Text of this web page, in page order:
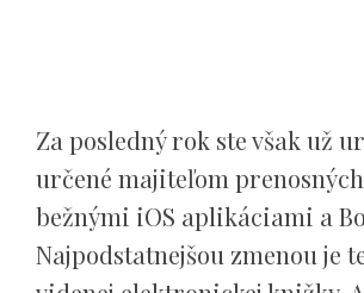
Za posledný rok ste však už
určené majiteľom
bežnými iOS aplikáciami a
Najpodstatnejšou zmenou je